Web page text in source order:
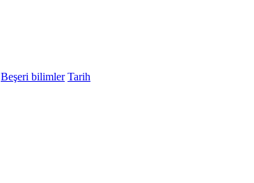
Beşeri bilimler Tarih